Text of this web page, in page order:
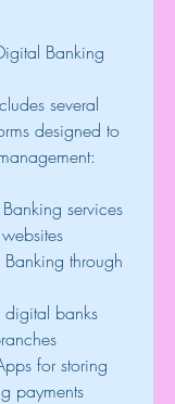
Banking
several
designed to
services
through
digital banks
for storing
payments